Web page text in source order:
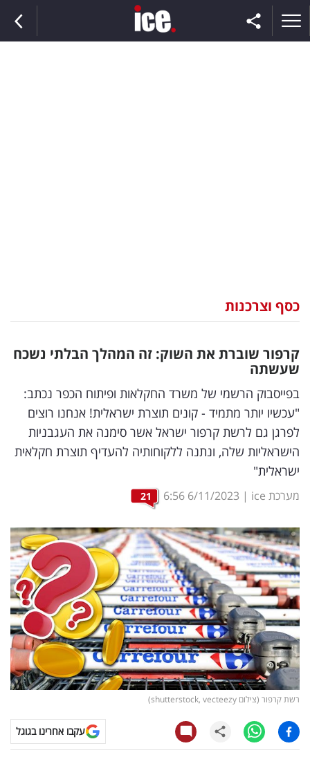
וצרכנות
דיגיטל
וטק
שיווק
ופרסום
משפט
ומחקרים
דעות
רכילות
עסקית
קריפטו
ויראלי
עסקי
כסף וצרכנות
קרפור שוברת את השוק: זה המהלך הבלתי נשכח
שעשתה
בפייסבוק הרשמי של משרד החקלאות ופיתוח הכפר נכתב:
"עכשיו יותר מתמיד - קונים תוצרת ישראלית! אנחנו רוצים
לפרגן גם לרשת קרפור ישראל אשר סימנה את העגבניות
הישראליות שלה, ונתנה ללקוחותיה להעדיף תוצרת חקלאית
ישראלית"
מערכת ice |
6/11/2023
6:56
21
רשת קרפור (צילום shutterstock, vecteezy)
עקבו אחרינו בגוגל